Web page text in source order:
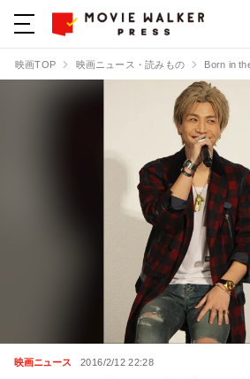
映画TOP 映画ニュース・読みもの Born in
映画ニュース 2016/2/12 22:28